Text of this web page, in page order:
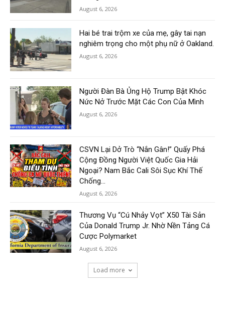
August 6, 2026
Hai bé trai trộm xe của mẹ, gây tai nạn
nghiêm trọng cho một phụ nữ ở Oakland.
August 6, 2026
Người Đàn Bà Ủng Hộ Trump Bật Khóc
Nức Nở Trước Mặt Các Con Của Mình
August 6, 2026
CSVN Lại Dở Trò “Nắn Gân!” Quấy Phá
Cộng Đồng Người Việt Quốc Gia Hải
Ngoại? Nam Bắc Cali Sôi Sục Khí Thế
Chống...
August 6, 2026
Thương Vụ “Cú Nhảy Vọt” X50 Tài Sản
Của Donald Trump Jr. Nhờ Nền Tảng Cá
Cược Polymarket
August 6, 2026
Load more